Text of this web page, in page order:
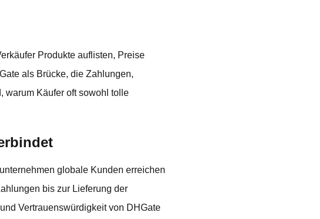
Produkte auflisten, Preise
als Brücke, die Zahlungen,
warum Käufer oft sowohl tolle
globale Kunden erreichen
bis zur Lieferung der
Vertrauenswürdigkeit von DHGate